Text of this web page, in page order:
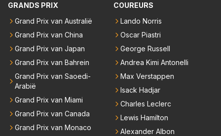
er bij RB vertrokken.
GRANDS PRIX
Grand Prix van Australië
Grand Prix van China
Grand Prix van Japan
Grand Prix van Bahrein
Grand Prix van Saoedi-
Arabië
Grand Prix van Miami
Grand Prix van Canada
Grand Prix van Monaco
COUREURS
Lando Norris
Oscar Piastri
George Russell
Andrea Kimi Antonelli
Max Verstappen
Isack Hadjar
Charles Leclerc
Lewis Hamilton
Alexander Albon